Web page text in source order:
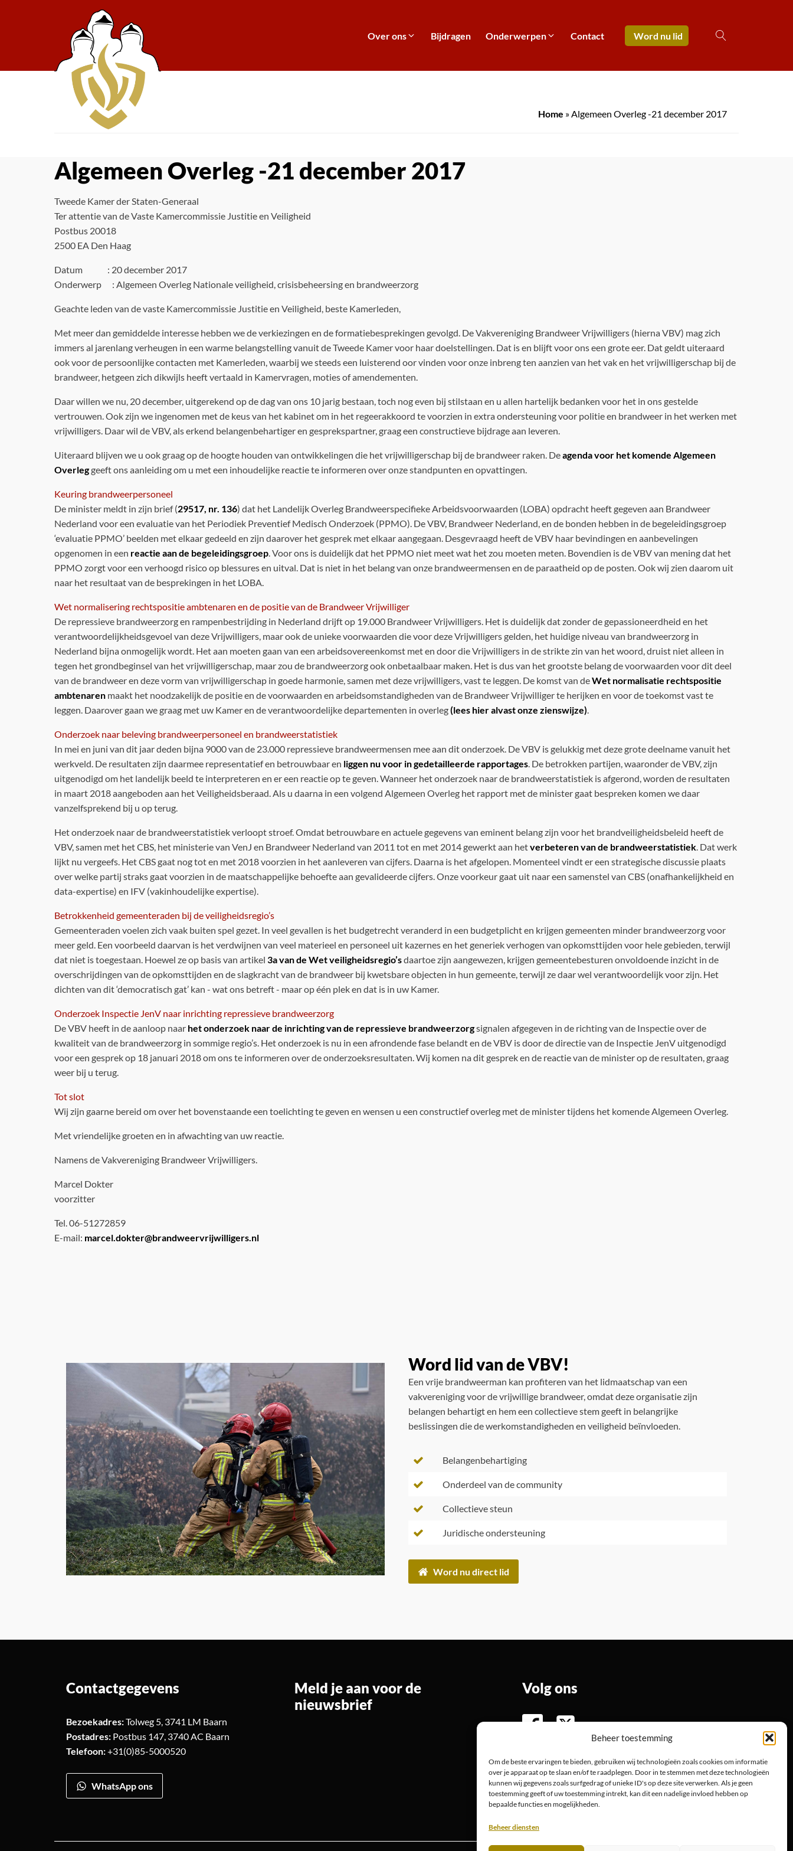
Beheer toestemming
Om de beste ervaringen te bieden, gebruiken wij technologieën zoals cookies om informatie
over je apparaat op te slaan en/of te raadplegen. Door in te stemmen met deze technologieën
kunnen wij gegevens zoals surfgedrag of unieke ID's op deze site verwerken. Als je geen
toestemming geeft of uw toestemming intrekt, kan dit een nadelige invloed hebben op
bepaalde functies en mogelijkheden.
Beheer diensten
Over ons Bijdragen Onderwerpen Contact Word nu lid
Home »Algemeen Overleg -21 december 2017
Algemeen Overleg -21 december 2017
Tweede Kamer der Staten-Generaal
Ter attentie van de Vaste Kamercommissie Justitie en Veiligheid
Postbus 20018
2500 EA Den Haag
Datum : 20 december 2017
Onderwerp : Algemeen Overleg Nationale veiligheid, crisisbeheersing en brandweerzorg
Geachte leden van de vaste Kamercommissie Justitie en Veiligheid, beste Kamerleden,
Met meer dan gemiddelde interesse hebben we de verkiezingen en de formatiebesprekingen gevolgd. De Vakvereniging Brandweer Vrijwilligers (hierna VBV) mag zich
immers al jarenlang verheugen in een warme belangstelling vanuit de Tweede Kamer voor haar doelstellingen. Dat is en blijft voor ons een grote eer. Dat geldt uiteraard
ook voor de persoonlijke contacten met Kamerleden, waarbij we steeds een luisterend oor vinden voor onze inbreng ten aanzien van het vak en het vrijwilligerschap bij de
brandweer, hetgeen zich dikwijls heeft vertaald in Kamervragen, moties of amendementen.
Daar willen we nu, 20 december, uitgerekend op de dag van ons 10 jarig bestaan, toch nog even bij stilstaan en u allen hartelijk bedanken voor het in ons gestelde
vertrouwen. Ook zijn we ingenomen met de keus van het kabinet om in het regeerakkoord te voorzien in extra ondersteuning voor politie en brandweer in het werken met
vrijwilligers. Daar wil de VBV, als erkend belangenbehartiger en gesprekspartner, graag een constructieve bijdrage aan leveren.
Uiteraard blijven we u ook graag op de hoogte houden van ontwikkelingen die het vrijwilligerschap bij de brandweer raken. Deagenda voor het komende Algemeen
Overleggeeft ons aanleiding om u met een inhoudelijke reactie te informeren over onze standpunten en opvattingen.
Keuring brandweerpersoneel
De minister meldt in zijn brief (29517, nr. 136) dat het Landelijk Overleg Brandweerspecifieke Arbeidsvoorwaarden (LOBA) opdracht heeft gegeven aan Brandweer
Nederland voor een evaluatie van het Periodiek Preventief Medisch Onderzoek (PPMO). De VBV, Brandweer Nederland, en de bonden hebben in de begeleidingsgroep
‘evaluatie PPMO’ beelden met elkaar gedeeld en zijn daarover het gesprek met elkaar aangegaan. Desgevraagd heeft de VBV haar bevindingen en aanbevelingen
opgenomen in een reactie aan de begeleidingsgroep. Voor ons is duidelijk dat het PPMO niet meet wat het zou moeten meten. Bovendien is de VBV van mening dat het
PPMO zorgt voor een verhoogd risico op blessures en uitval. Dat is niet in het belang van onze brandweermensen en de paraatheid op de posten. Ook wij zien daarom uit
naar het resultaat van de besprekingen in het LOBA.
Wet normalisering rechtspositie ambtenaren en de positie van de Brandweer Vrijwilliger
De repressieve brandweerzorg en rampenbestrijding in Nederland drijft op 19.000 Brandweer Vrijwilligers. Het is duidelijk dat zonder de gepassioneerdheid en het
verantwoordelijkheidsgevoel van deze Vrijwilligers, maar ook de unieke voorwaarden die voor deze Vrijwilligers gelden, het huidige niveau van brandweerzorg in
Nederland bijna onmogelijk wordt. Het aan moeten gaan van een arbeidsovereenkomst met en door die Vrijwilligers in de strikte zin van het woord, druist niet alleen in
tegen het grondbeginsel van het vrijwilligerschap, maar zou de brandweerzorg ook onbetaalbaar maken. Het is dus van het grootste belang de voorwaarden voor dit deel
van de brandweer en deze vorm van vrijwilligerschap in goede harmonie, samen met deze vrijwilligers, vast te leggen. De komst van deWet normalisatie rechtspositie
ambtenaren maakt het noodzakelijk de positie en de voorwaarden en arbeidsomstandigheden van de Brandweer Vrijwilliger te herijken en voor de toekomst vast te
leggen. Daarover gaan we graag met uw Kamer en de verantwoordelijke departementen in overleg(lees hier alvast onze zienswijze).
Onderzoek naar beleving brandweerpersoneel en brandweerstatistiek
In mei en juni van dit jaar deden bijna 9000 van de 23.000 repressieve brandweermensen mee aan dit onderzoek. De VBV is gelukkig met deze grote deelname vanuit het
werkveld. De resultaten zijn daarmee representatief en betrouwbaar en liggen nu voor in gedetailleerde rapportages. De betrokken partijen, waaronder de VBV, zijn
uitgenodigd om het landelijk beeld te interpreteren en er een reactie op te geven. Wanneer het onderzoek naar de brandweerstatistiek is afgerond, worden de resultaten
in maart 2018 aangeboden aan het Veiligheidsberaad. Als u daarna in een volgend Algemeen Overleg het rapport met de minister gaat bespreken komen we daar
vanzelfsprekend bij u op terug.
Het onderzoek naar de brandweerstatistiek verloopt stroef. Omdat betrouwbare en actuele gegevens van eminent belang zijn voor het brandveiligheidsbeleid heeft de
VBV, samen met het CBS, het ministerie van VenJ en Brandweer Nederland van 2011 tot en met 2014 gewerkt aan hetverbeteren van de brandweerstatistiek. Dat werk
lijkt nu vergeefs. Het CBS gaat nog tot en met 2018 voorzien in het aanleveren van cijfers. Daarna is het afgelopen. Momenteel vindt er een strategische discussie plaats
over welke partij straks gaat voorzien in de maatschappelijke behoefte aan gevalideerde cijfers. Onze voorkeur gaat uit naar een samenstel van CBS (onafhankelijkheid en
data-expertise) en IFV (vakinhoudelijke expertise).
Betrokkenheid gemeenteraden bij de veiligheidsregio’s
Gemeenteraden voelen zich vaak buiten spel gezet. In veel gevallen is het budgetrecht veranderd in een budgetplicht en krijgen gemeenten minder brandweerzorg voor
meer geld. Een voorbeeld daarvan is het verdwijnen van veel materieel en personeel uit kazernes en het generiek verhogen van opkomsttijden voor hele gebieden, terwijl
dat niet is toegestaan. Hoewel ze op basis van artikel 3a van de Wet veiligheidsregio’sdaartoe zijn aangewezen, krijgen gemeentebesturen onvoldoende inzicht in de
overschrijdingen van de opkomsttijden en de slagkracht van de brandweer bij kwetsbare objecten in hun gemeente, terwijl ze daar wel verantwoordelijk voor zijn. Het
dichten van dit ‘democratisch gat’ kan - wat ons betreft - maar op één plek en dat is in uw Kamer.
Onderzoek Inspectie JenV naar inrichting repressieve brandweerzorg
De VBV heeft in de aanloop naar het onderzoek naar de inrichting van de repressieve brandweerzorgsignalen afgegeven in de richting van de Inspectie over de
kwaliteit van de brandweerzorg in sommige regio’s. Het onderzoek is nu in een afrondende fase belandt en de VBV is door de directie van de Inspectie JenV uitgenodigd
voor een gesprek op 18 januari 2018 om ons te informeren over de onderzoeksresultaten. Wij komen na dit gesprek en de reactie van de minister op de resultaten, graag
weer bij u terug.
Tot slot
Wij zijn gaarne bereid om over het bovenstaande een toelichting te geven en wensen u een constructief overleg met de minister tijdens het komende Algemeen Overleg.
Met vriendelijke groeten en in afwachting van uw reactie.
Namens de Vakvereniging Brandweer Vrijwilligers.
Marcel Dokter
voorzitter
Tel. 06-51272859
E-mail: marcel.dokter@brandweervrijwilligers.nl
Word lid van de VBV!
Een vrije brandweerman kan profiteren van het lidmaatschap van een
vakvereniging voor de vrijwillige brandweer, omdat deze organisatie zijn
belangen behartigt en hem een collectieve stem geeft in belangrijke
beslissingen die de werkomstandigheden en veiligheid beïnvloeden.
Belangenbehartiging
Onderdeel van de community
Collectieve steun
Juridische ondersteuning
Word nu direct lid
Contactgegevens
Bezoekadres:Tolweg 5, 3741 LM Baarn
Postadres: Postbus 147, 3740 AC Baarn
Telefoon:+31(0)85-5000520
WhatsApp ons
Meld je aan voor de
nieuwsbrief
Volg ons